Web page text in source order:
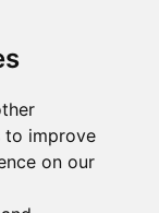
to improve
on our